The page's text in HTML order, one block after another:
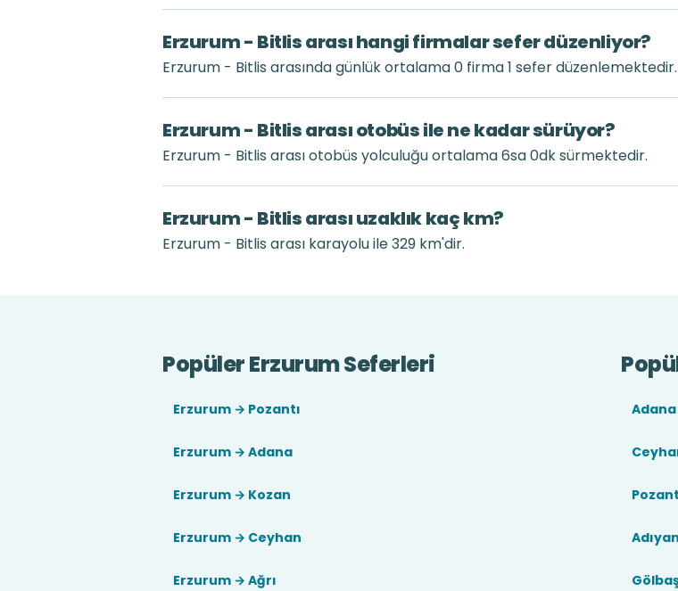
Erzurum - Bitlis arası hangi firmalar sefer düzenliyor?
Erzurum - Bitlis arasında günlük ortalama 0 firma 1 sefer
Erzurum - Bitlis arası otobüs ile ne kadar sürüyor?
Erzurum - Bitlis arası otobüs yolculuğu ortalama 6sa 0dk sürmektedir.
Erzurum - Bitlis arası uzaklık kaç km?
Erzurum - Bitlis arası karayolu ile 329 km'dir.
Popüler Erzurum Seferleri
Erzurum → Pozantı
Erzurum → Adana
Erzurum → Kozan
Erzurum → Ceyhan
Erzurum → Ağrı